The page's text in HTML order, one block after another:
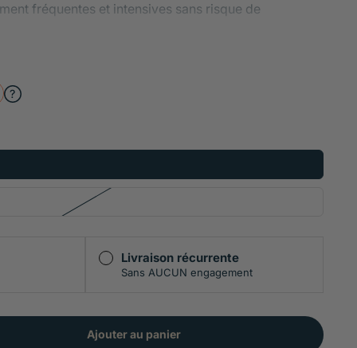
fréquentes et intensives sans risque de
et les régimes spécifiques dont le BARF
Livraison récurrente
Sans AUCUN engagement
Ajouter au panier